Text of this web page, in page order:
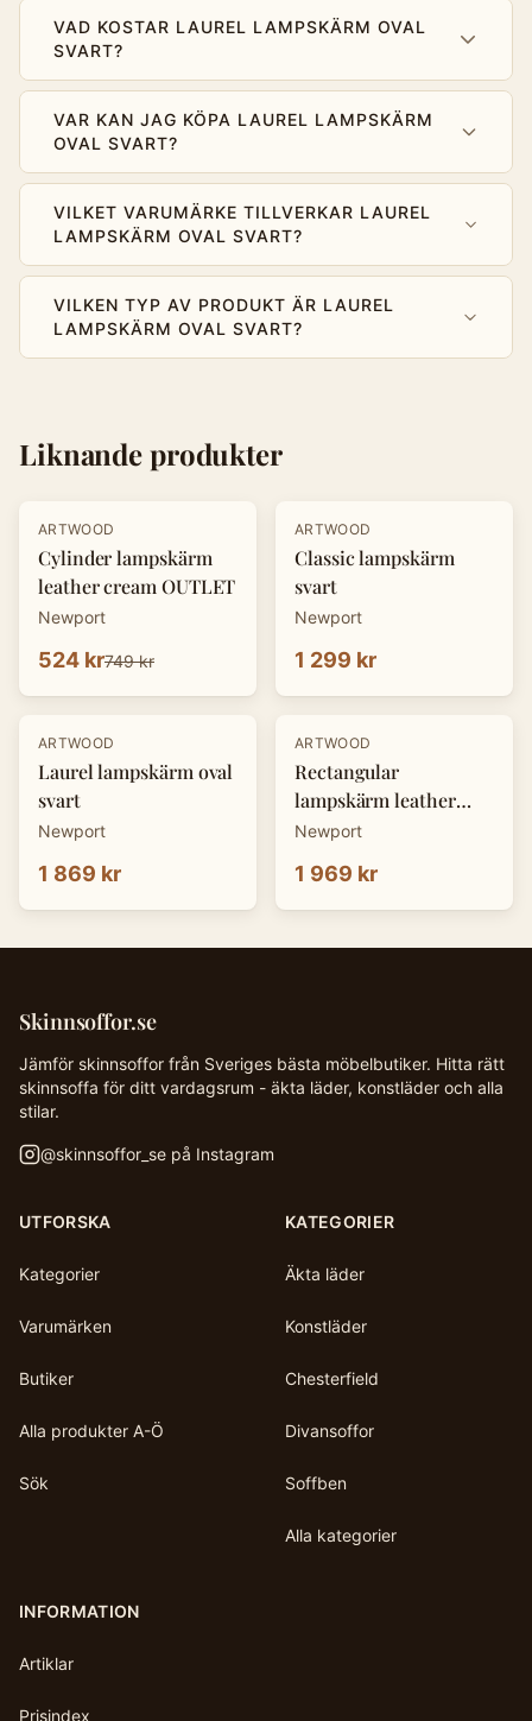
VAD KOSTAR LAUREL LAMPSKÄRM OVAL
SVART?
VAR KAN JAG KÖPA LAUREL LAMPSKÄRM
OVAL SVART?
VILKET VARUMÄRKE TILLVERKAR LAUREL
LAMPSKÄRM OVAL SVART?
VILKEN TYP AV PRODUKT ÄR LAUREL
LAMPSKÄRM OVAL SVART?
Liknande produkter
-30%
ARTWOOD
Cylinder lampskärm
leather cream OUTLET
Newport
524 kr749 kr
ARTWOOD
Classic lampskärm
svart
Newport
1 299 kr
ARTWOOD
Laurel lampskärm oval
svart
Newport
1 869 kr
ARTWOOD
Rectangular
lampskärm leather
ebony
Newport
1 969 kr
Skinnsoffor.se
Jämför skinnsoffor från Sveriges bästa möbelbutiker. Hitta rätt
skinnsoffa för ditt vardagsrum - äkta läder, konstläder och alla
stilar.
@skinnsoffor_se på Instagram
UTFORSKA
Kategorier
Varumärken
Butiker
Alla produkter A-Ö
Sök
KATEGORIER
Äkta läder
Konstläder
Chesterfield
Divansoffor
Soffben
Alla kategorier
INFORMATION
Artiklar
Prisindex